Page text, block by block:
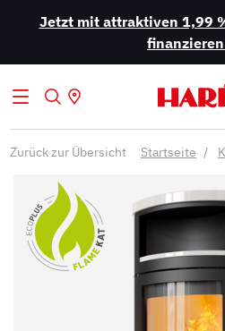
Jetzt mit attraktiven 1,99
Zurück zur Übersicht Startseite